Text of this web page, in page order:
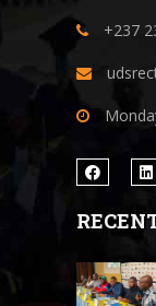
+237